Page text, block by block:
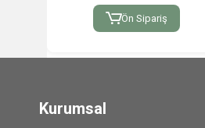
Ön Sipariş
Kurumsal